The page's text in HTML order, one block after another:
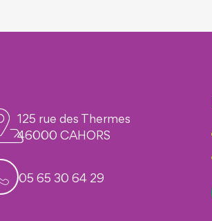
125 rue des Thermes
46000 CAHORS
05 65 30 64 29